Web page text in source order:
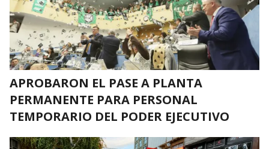
APROBARON EL PASE A PLANTA
PERMANENTE PARA PERSONAL
TEMPORARIO DEL PODER EJECUTIVO